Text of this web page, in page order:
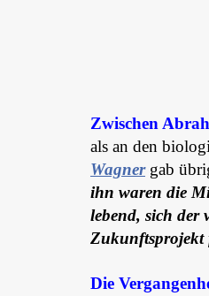
Zwischen
als an den
Wagnergab
ihn waren die
lebend, sich der
Zukunftsprojekt
Die